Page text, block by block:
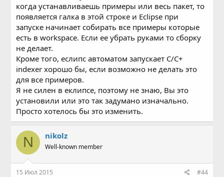
когда устанавливаешь примеры или весь пакет, то
появляется галка в этой строке и Eclipse при
запуске начинает собирать все примеры которые
есть в workspace. Если ее убрать руками то сборку
не делает.
Кроме того, еслипс автоматом запускает C/C+
indexer хорошо бы, если возможно не делать это
для все примеров.
Я не силен в еклипсе, поэтому не знаю, Вы это
установили или это так задумано изначально.
Просто хотелось бы это изменить.
N nikolz
Well-known member
15 Июл 2015 #44